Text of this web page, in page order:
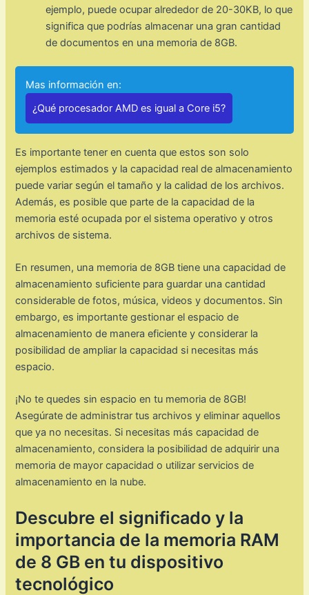
ejemplo, puede ocupar alrededor de 20-30KB, lo que
significa que podrías almacenar una gran cantidad
de documentos en una memoria de 8GB.
Mas información en:
¿Qué procesador AMD es igual a Core i5?
Es importante tener en cuenta que estos son solo
ejemplos estimados y la capacidad real de almacenamiento
puede variar según el tamaño y la calidad de los archivos.
Además, es posible que parte de la capacidad de la
memoria esté ocupada por el sistema operativo y otros
archivos de sistema.
En resumen, una memoria de 8GB tiene una capacidad de
almacenamiento suficiente para guardar una cantidad
considerable de fotos, música, videos y documentos. Sin
embargo, es importante gestionar el espacio de
almacenamiento de manera eficiente y considerar la
posibilidad de ampliar la capacidad si necesitas más
espacio.
¡No te quedes sin espacio en tu memoria de 8GB!
Asegúrate de administrar tus archivos y eliminar aquellos
que ya no necesitas. Si necesitas más capacidad de
almacenamiento, considera la posibilidad de adquirir una
memoria de mayor capacidad o utilizar servicios de
almacenamiento en la nube.
Descubre el significado y la
importancia de la memoria RAM
de 8 GB en tu dispositivo
tecnológico